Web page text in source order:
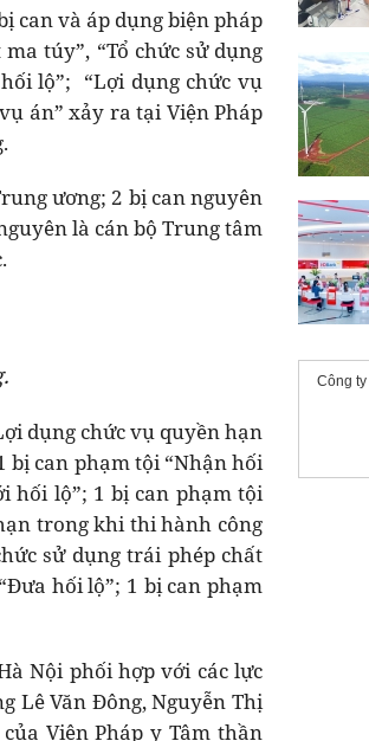
can và áp dụng biện pháp
túy”, “Tổ chức sử dụng
lộ”; “Lợi dụng chức vụ
án” xảy ra tại Viện Pháp
ương; 2 bị can nguyên
là cán bộ Trung tâm
dụng chức vụ quyền hạn
bị can phạm tội “Nhận hối
hối lộ”; 1 bị can phạm tội
trong khi thi hành công
sử dụng trái phép chất
hối lộ”; 1 bị can phạm
Nội phối hợp với các lực
Lê Văn Đông, Nguyễn Thị
Viện Pháp y Tâm thần
Công ty